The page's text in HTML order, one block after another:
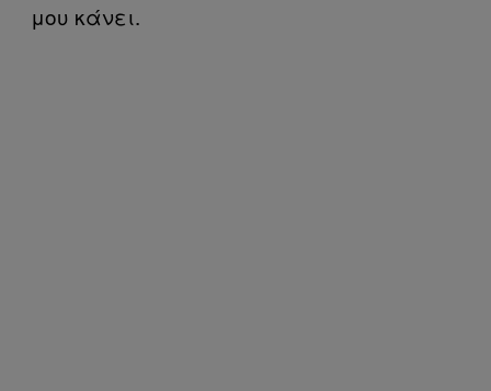
μου κάνει.